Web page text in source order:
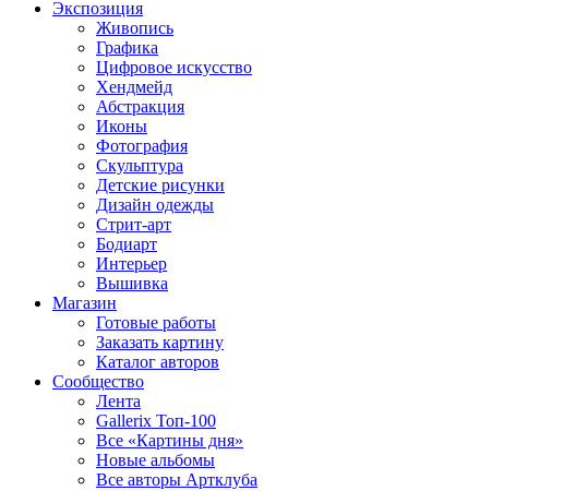
Экспозиция
Живопись
Графика
Цифровое искусство
Хендмейд
Абстракция
Иконы
Фотография
Скульптура
Детские рисунки
Дизайн одежды
Стрит-арт
Бодиарт
Интерьер
Вышивка
Магазин
Готовые работы
Заказать картину
Каталог авторов
Сообщество
Лента
Gallerix Топ-100
Все «Картины дня»
Новые альбомы
Все авторы Артклуба